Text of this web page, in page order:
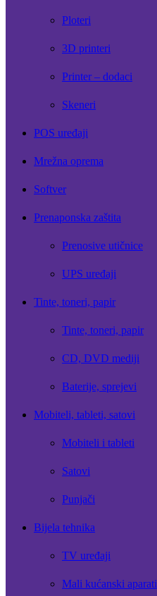
Ploteri
3D printeri
Printer – dodaci
Skeneri
POS uređaji
Mrežna oprema
Softver
Prenaponska zaštita
Prenosive utičnice
UPS uređaji
Tinte, toneri, papir
Tinte, toneri, papir
CD, DVD mediji
Baterije, sprejevi
Mobiteli, tableti, satovi
Mobiteli i tableti
Satovi
Punjači
Bijela tehnika
TV uređaji
Mali kućanski aparati